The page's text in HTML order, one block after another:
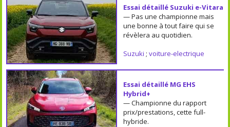
Essai détaillé Suzuki e-Vitara
— Pas une championne mais
une bonne à tout faire qui se
révèlera au quotidien.
Suzuki ; voiture-electrique
Essai détaillé MG EHS
Hybrid+
— Championne du rapport
prix/prestations, cette full-
hybride.